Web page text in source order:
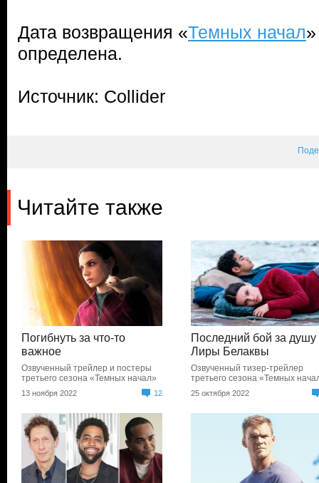
Дата возвращения «Темных начал
определена.
Источник: Collider
Читайте также
Погибнуть за что-то
важное
Озвученный трейлер и постеры
третьего сезона «Темных начал»
13 ноября 2022 12
Последний бой за душу
Лиры Белаквы
Озвученный тизер-трейлер
третьего сезона «Темных
25 октября 2022